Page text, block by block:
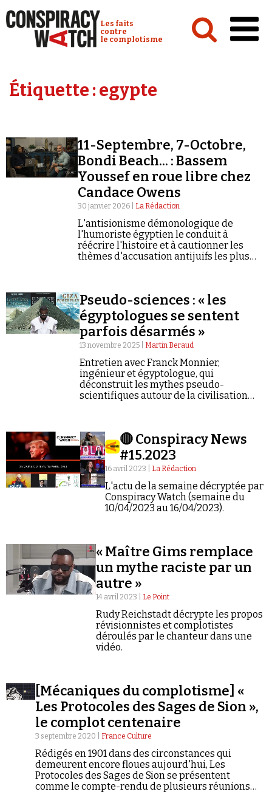
Conspiracy Watch :
Les faits
contre
le complotisme
Analyses
Vidéos
Émissions
Revues de presse
Faire un don
Demander à Vera
Se connecter
Étiquette :egypte
11-Septembre, 7-Octobre,
Bondi Beach... : Bassem
Youssef en roue libre chez
Candace Owens
30 janvier 2026 | La Rédaction
L'antisionisme démonologique de
l'humoriste égyptien le conduit à
réécrire l'histoire et à cautionner les
thèmes d'accusation antijuifs les plus
Pseudo-sciences : « les
égyptologues se sentent
parfois désarmés »
13 novembre 2025 | Martin Beraud
Entretien avec Franck Monnier,
ingénieur et égyptologue, qui
déconstruit les mythes pseudo-
scientifiques autour de la civilisation
🔴 Conspiracy News
#15.2023
16 avril 2023 | La Rédaction
L'actu de la semaine décryptée par
Conspiracy Watch (semaine du
10/04/2023 au 16/04/2023).
« Maître Gims remplace
un mythe raciste par un
autre »
14 avril 2023 | Le Point
Rudy Reichstadt décrypte les propos
révisionnistes et complotistes
déroulés par le chanteur dans une
vidéo.
[Mécaniques du complotisme] «
Les Protocoles des Sages de Sion »,
le complot centenaire
3 septembre 2020 | France Culture
Rédigés en 1901 dans des circonstances qui
demeurent encore floues aujourd'hui, Les
Protocoles des Sages de Sion se présentent
comme le compte-rendu de plusieurs réunions